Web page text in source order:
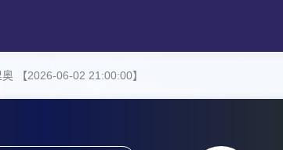
【2026-06-02 21:00:00】